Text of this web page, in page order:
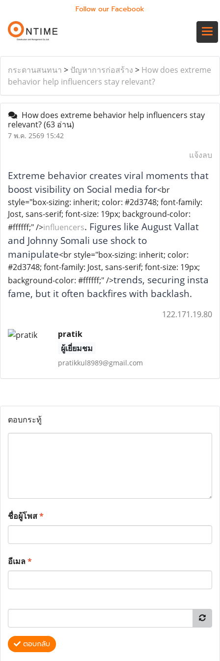
Follow our Facebook
กระดานสนทนา > ปัญหาการก่อสร้าง > How does extreme
behavior help influencers stay relevant?
How does extreme behavior help influencers stay
relevant?(63 อ่าน)
7 พ.ค. 2569 15:42
แจ้งลบ
Extreme behavior creates viral moments that
boost visibility on Social media for<br
style="box-sizing: inherit; color: #2d3748; font-family:
Jost, sans-serif; font-size: 19px; background-color:
#ffffff;" />influencers. Figures like August Vallat
and Johnny Somali use shock to
manipulate<br style="box-sizing: inherit; color:
#2d3748; font-family: Jost, sans-serif; font-size: 19px;
background-color: #ffffff;" />trends, securing insta
fame, but it often backfires with backlash.
122.171.19.80
pratik
ผู้เยี่ยมชม
pratikkul8989@gmail.com
ตอบกระทู้
ชื่อผู้โพส*
อีเมล*
ตอบกลับ